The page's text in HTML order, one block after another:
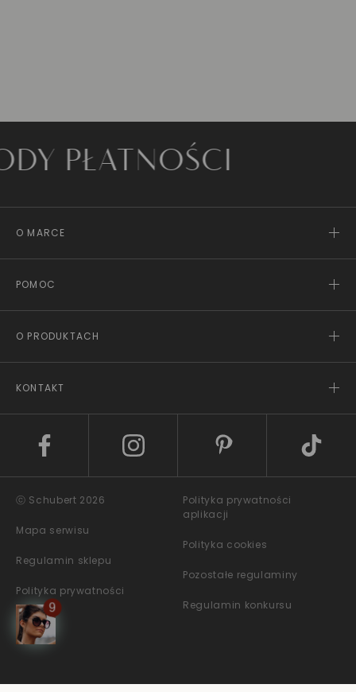
O MARCE
POMOC
O PRODUKTACH
KONTAKT
ⓒ Schubert 2026
Mapa serwisu
Regulamin sklepu
Polityka prywatności
Polityka prywatności
aplikacji
Polityka cookies
Pozostałe regulaminy
Regulamin konkursu